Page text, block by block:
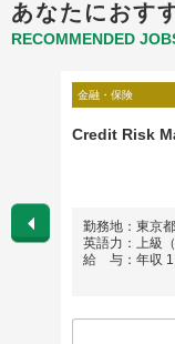
あなたにおす
RECOMMENDED
金融・保険
Credit Risk
勤務地：東京
英語力：上級
給 与：年収